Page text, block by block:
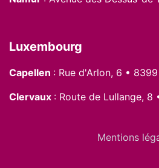
Luxembourg
Capellen : Rue d'Arlon, 6 •
Clervaux : Route de Lullange, 8
Mentions